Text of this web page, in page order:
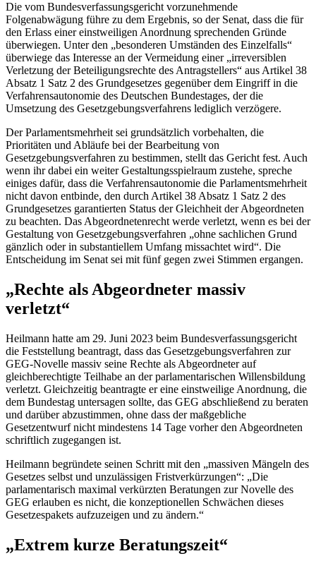
Die vom Bundesverfassungsgericht vorzunehmende
Folgenabwägung führe zu dem Ergebnis, so der Senat, dass die für
den Erlass einer einstweiligen Anordnung sprechenden Gründe
überwiegen. Unter den „besonderen Umständen des Einzelfalls“
überwiege das Interesse an der Vermeidung einer „irreversiblen
Verletzung der Beteiligungsrechte des Antragstellers“ aus Artikel 38
Absatz 1 Satz 2 des Grundgesetzes gegenüber dem Eingriff in die
Verfahrensautonomie des Deutschen Bundestages, der die
Umsetzung des Gesetzgebungsverfahrens lediglich verzögere.
Der Parlamentsmehrheit sei grundsätzlich vorbehalten, die
Prioritäten und Abläufe bei der Bearbeitung von
Gesetzgebungsverfahren zu bestimmen, stellt das Gericht fest. Auch
wenn ihr dabei ein weiter Gestaltungsspielraum zustehe, spreche
einiges dafür, dass die Verfahrensautonomie die Parlamentsmehrheit
nicht davon entbinde, den durch Artikel 38 Absatz 1 Satz 2 des
Grundgesetzes garantierten Status der Gleichheit der Abgeordneten
zu beachten. Das Abgeordnetenrecht werde verletzt, wenn es bei der
Gestaltung von Gesetzgebungsverfahren „ohne sachlichen Grund
gänzlich oder in substantiellem Umfang missachtet wird“. Die
Entscheidung im Senat sei mit fünf gegen zwei Stimmen ergangen.
„Rechte als Abgeordneter massiv
verletzt“
Heilmann hatte am 29. Juni 2023 beim Bundesverfassungsgericht
die Feststellung beantragt, dass das Gesetzgebungsverfahren zur
GEG-Novelle massiv seine Rechte als Abgeordneter auf
gleichberechtigte Teilhabe an der parlamentarischen Willensbildung
verletzt. Gleichzeitig beantragte er eine einstweilige Anordnung, die
dem Bundestag untersagen sollte, das GEG abschließend zu beraten
und darüber abzustimmen, ohne dass der maßgebliche
Gesetzentwurf nicht mindestens 14 Tage vorher den Abgeordneten
schriftlich zugegangen ist.
Heilmann begründete seinen Schritt mit den „massiven Mängeln des
Gesetzes selbst und unzulässigen Fristverkürzungen“: „Die
parlamentarisch maximal verkürzten Beratungen zur Novelle des
GEG erlauben es nicht, die konzeptionellen Schwächen dieses
Gesetzespakets aufzuzeigen und zu ändern.“
„Extrem kurze Beratungszeit“